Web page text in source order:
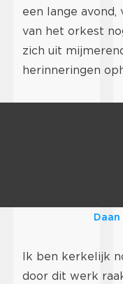
een lange
van het orkest
zich uit
herinneringen
Daan
Ik ben kerkelijk
door dit werk